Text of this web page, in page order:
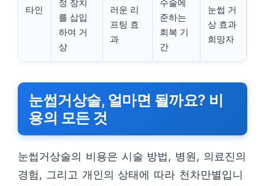
타인
정 장치
를 삽입
하여 거
상
러운 리
프팅 효
과
수술에
준하는
회복 기
간
눈썹 거
상 효과
희망자
눈썹거상술, 얼마면 될까요? 비
용의 모든 것
눈썹거상술의 비용은 시술 방법, 병원, 의료진의
경험, 그리고 개인의 상태에 따라 천차만별입니